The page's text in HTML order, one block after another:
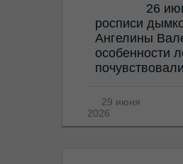
26
росписи
Ангелины
особенности
29 июня
2026